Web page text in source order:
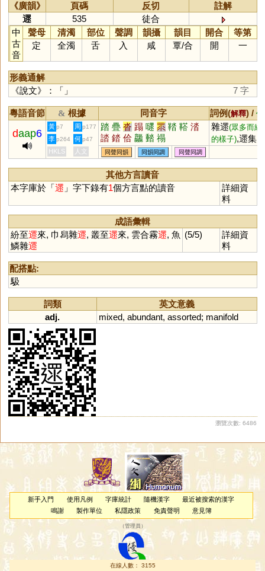
《廣韻》 頁碼 反切
註解
遝
535
徒合
中
古
音
聲母 清濁 部位 聲調 韻攝 韻目 開合
等第
定
全濁 舌 入 咸 覃/合 開 一
形義通解
《說文》：「」
7 字
粵語音節 & 根據 同音字 詞例(解釋) /
daap6
黃 p7 周 p177 踏 疊 沓 蹋 嚃 眔 鞜 鞳 涾
誻 錔 佮 龘 濌 禢
雜遝(眾多而紛
的樣子),遝集,
李 p264 何 p47
HKLS 人文 同聲同韻 同韻同調 同聲同調
其他方言讀音
本字庫於「遝 」字下錄有1個方言點的讀音
詳細資
料
成語彙輯
紛至遝來, 巾舄雜遝, 叢至遝來, 雲合霧遝, 魚
鱗雜遝
(5/5)
詳細資
料
配搭點:
馺
詞類
英文意義
adj.
mixed, abundant, assorted; manifold
瀏覽次數: 6486
新手入門 使用凡例 字庫統計 隨機漢字
最近被搜索的漢字
鳴謝
製作單位 私隱政策 免責聲明 意見簿
（管理員 ）
在線人數： 3155